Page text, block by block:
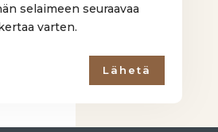
selaimeen seuraavaa
varten.
Lähetä